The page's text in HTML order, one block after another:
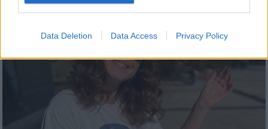
Data Deletion Data Access Privacy Policy